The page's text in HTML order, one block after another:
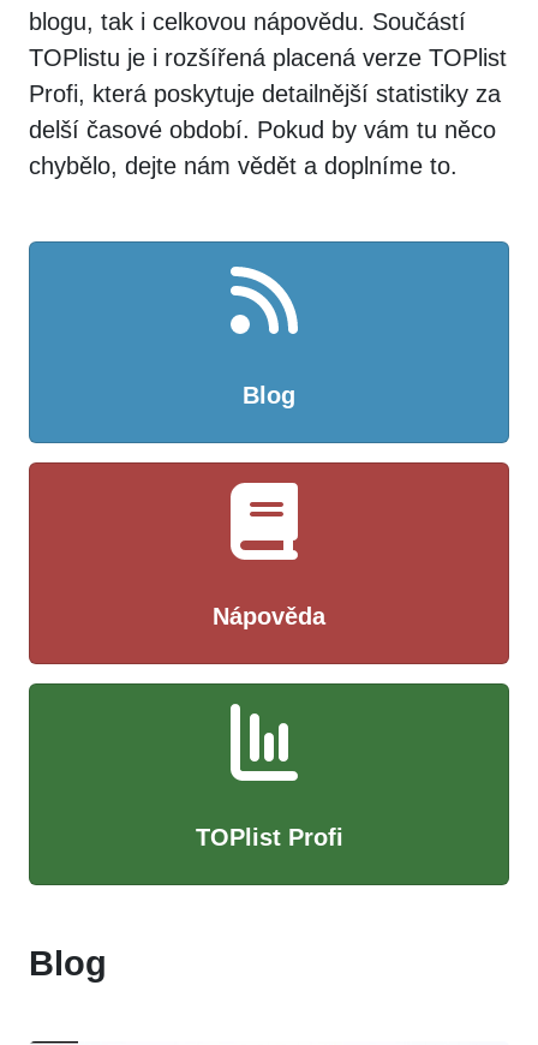
blogu, tak i celkovou nápovědu. Součástí
TOPlistu je i rozšířená placená verze TOPlist
Profi, která poskytuje detailnější statistiky za
delší časové období. Pokud by vám tu něco
chybělo, dejte nám vědět a doplníme to.
Blog
Nápověda
TOPlist Profi
Blog